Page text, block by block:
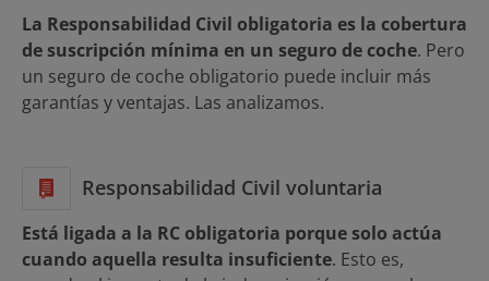
La Responsabilidad Civil obligatoria es la cobertura
de suscripción mínima en un seguro de coche. Pero
un seguro de coche obligatorio puede incluir más
garantías y ventajas. Las analizamos.
Responsabilidad Civil voluntaria
Está ligada a la RC obligatoria porque solo actúa
cuando aquella resulta insuficiente. Esto es,